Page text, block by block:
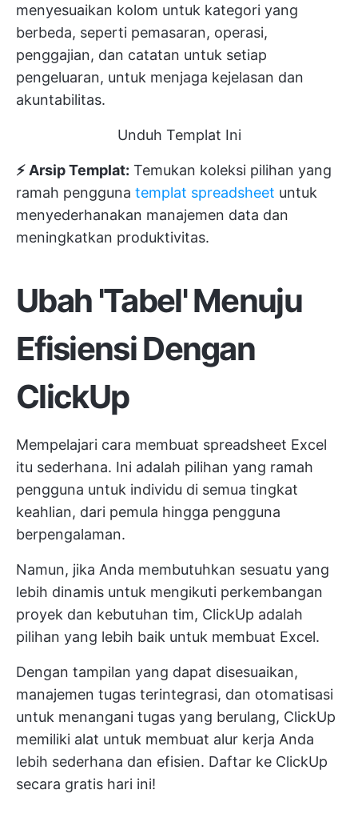
menyesuaikan kolom untuk kategori yang
berbeda, seperti pemasaran, operasi,
penggajian, dan catatan untuk setiap
pengeluaran, untuk menjaga kejelasan dan
akuntabilitas.
Unduh Templat Ini
⚡ Arsip Templat: Temukan koleksi pilihan yang
ramah pengguna templat spreadsheet untuk
menyederhanakan manajemen data dan
meningkatkan produktivitas.
Ubah 'Tabel' Menuju
Efisiensi Dengan
ClickUp
Mempelajari cara membuat spreadsheet Excel
itu sederhana. Ini adalah pilihan yang ramah
pengguna untuk individu di semua tingkat
keahlian, dari pemula hingga pengguna
berpengalaman.
Namun, jika Anda membutuhkan sesuatu yang
lebih dinamis untuk mengikuti perkembangan
proyek dan kebutuhan tim, ClickUp adalah
pilihan yang lebih baik untuk membuat Excel.
Dengan tampilan yang dapat disesuaikan,
manajemen tugas terintegrasi, dan otomatisasi
untuk menangani tugas yang berulang, ClickUp
memiliki alat untuk membuat alur kerja Anda
lebih sederhana dan efisien. Daftar ke ClickUp
secara gratis hari ini!